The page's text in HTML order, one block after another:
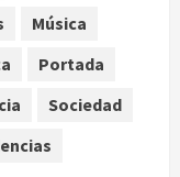
de
de
Música
Portada
Sociedad